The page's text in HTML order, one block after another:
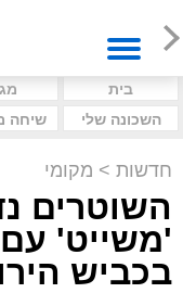
בית
השכונה שלי
שיחה
חדשות > מקומי
השוטרים
'משייט' עם
בכביש